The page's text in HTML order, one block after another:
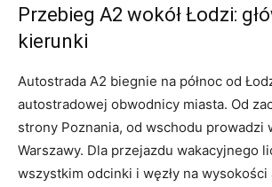
Przebieg A2 wokół Łodzi:
kierunki
Autostrada A2 biegnie na północ od
autostradowej obwodnicy miasta. Od
strony Poznania, od wschodu prowadzi
Warszawy. Dla przejazdu wakacyjnego
wszystkim odcinki i węzły na wysokości